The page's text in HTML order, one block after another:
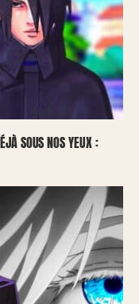
SOUS NOS YEUX :